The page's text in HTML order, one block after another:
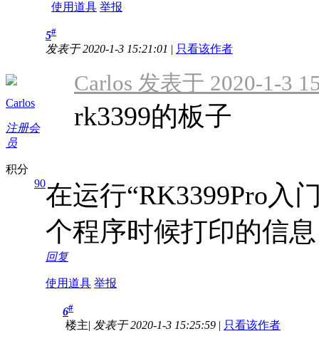
使用道具 举报
Carlos
注册会
员
积分
90
5#
发表于 2020-1-3 15:21:01 | 只看该作者
Carlos 发表于 2020-1-3
rk3399的板子
在运行“RK3399Pro入
个程序时候打印的信
回复
使用道具 举报
6#
楼主| 发表于 2020-1-3 15:25:59 | 只看该作者